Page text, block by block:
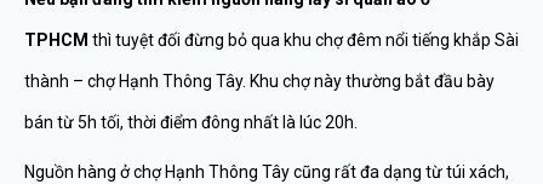
TPHCM thì tuyệt đối đừng bỏ qua khu chợ đêm nổi tiếng khắp Sài
thành – chợ Hạnh Thông Tây. Khu chợ này thường bắt đầu bày
bán từ 5h tối, thời điểm đông nhất là lúc 20h.
Nguồn hàng ở chợ Hạnh Thông Tây cũng rất đa dạng từ túi xách,